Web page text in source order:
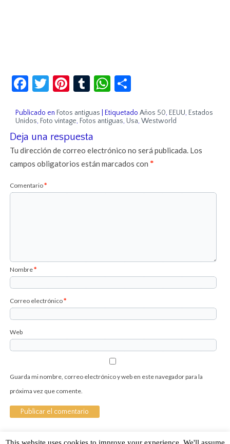
Facebook
Twitter
Pinterest
TumblrWhatsApp
Publicado en Fotos antiguas Etiquetado Años 50, EEUU, Estados
Unidos, Foto vintage, Fotos antiguas, Usa,Westworld
Deja una respuesta
Tu dirección de correo electrónico no será publicada. Los
campos obligatorios están marcados con*
Comentario*
Nombre*
Correo electrónico*
Web
Guarda mi nombre, correo electrónico y web en este navegador para la
próxima vez que comente.